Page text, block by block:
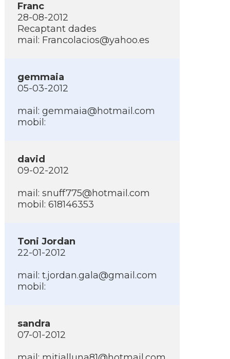
Franc
28-08-2012
Recaptant dades
mail: Francolacios@yahoo.es
gemmaia
05-03-2012
mail: gemmaia@hotmail.com
mobil:
david
09-02-2012
mail: snuff775@hotmail.com
mobil: 618146353
Toni Jordan
22-01-2012
mail: t.jordan.gala@gmail.com
mobil:
sandra
07-01-2012